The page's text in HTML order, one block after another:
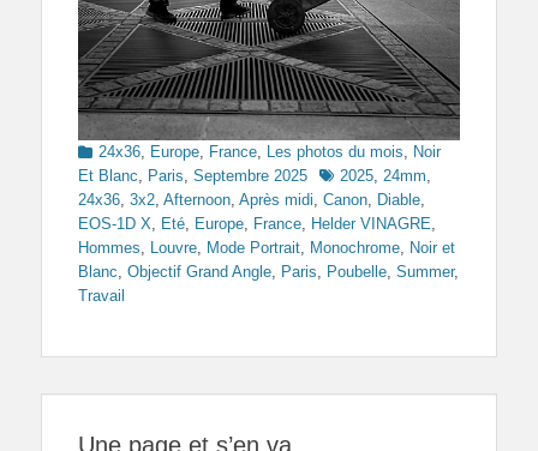
Categories
24x36 Europe France Les photos du mois
Noir
Et Blanc
Paris Septembre 2025 Tags2025 24mm
24x36 3x2 Afternoon Après midi Canon Diable
EOS-1D X
Eté Europe France Helder VINAGRE
Hommes
Louvre Mode Portrait Monochrome Noir et
Blanc Objectif Grand Angle Paris Poubelle Summer,
Travail
Une page et s’en va